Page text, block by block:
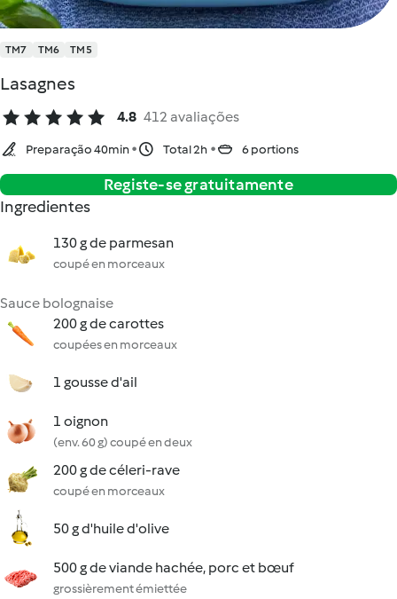
TM7 TM6 TM5
Lasagnes
4.8 412 avaliações
Preparação 40min Total 2h 6 portions
Registe-se gratuitamente
Ingredientes
130 g de parmesan
coupé en morceaux
Sauce bolognaise
200 g de carottes
coupées en morceaux
1 gousse d'ail
1 oignon
(env. 60 g) coupé en deux
200 g de céleri-rave
coupé en morceaux
50 g d'huile d'olive
500 g de viande hachée, porc et bœuf
grossièrement émiettée